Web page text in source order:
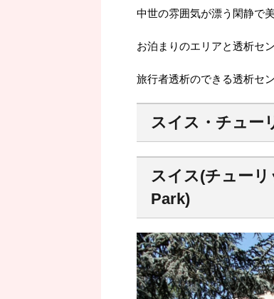
中世の雰囲気が漂う閑静で
お泊まりのエリアと透析セ
旅行者透析のできる透析セ
スイス・チュー
スイス(チュー
Park)